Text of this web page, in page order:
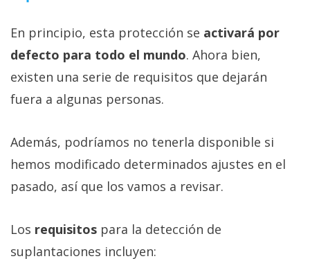
En principio, esta protección se activará por
defecto para todo el mundo. Ahora bien,
existen una serie de requisitos que dejarán
fuera a algunas personas.
Además, podríamos no tenerla disponible si
hemos modificado determinados ajustes en el
pasado, así que los vamos a revisar.
Los requisitos para la detección de
suplantaciones incluyen: